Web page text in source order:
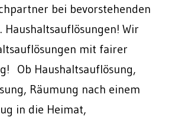
bei bevorstehenden
Haushaltsauflösungen! Wir
mit fairer
Ob Haushaltsauflösung,
Räumung nach einem
in die Heimat,